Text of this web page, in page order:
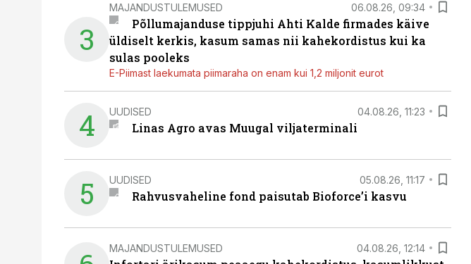
3
MAJANDUSTULEMUSED 06.08.26, 09:34
Põllumajanduse tippjuhi Ahti Kalde firmades käive
üldiselt kerkis, kasum samas nii kahekordistus kui ka
sulas pooleks
E-Piimast laekumata piimaraha on enam kui 1,2 miljonit eurot
4 UUDISED 04.08.26, 11:23
Linas Agro avas Muugal viljaterminali
5 UUDISED 05.08.26, 11:17
Rahvusvaheline fond paisutab Bioforce’i kasvu
MAJANDUSTULEMUSED 04.08.26, 12:14